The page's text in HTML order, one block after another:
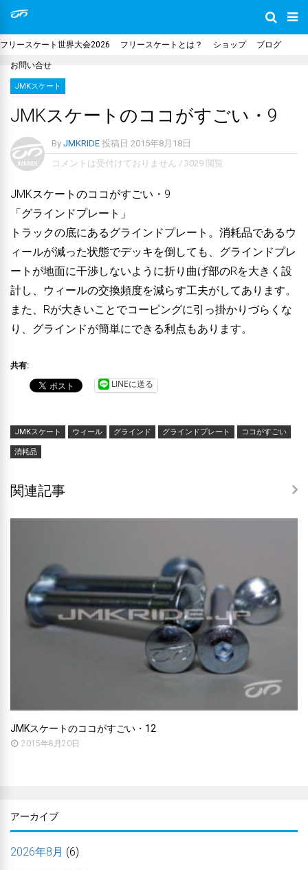
フリースケート世界大会2026 フリースケートとは？ ショップ ブログ
お問い合せ
JMKスケート
JMKスケートのココがすごい・9
By JMKRIDE 投稿日 2015年8月18日
コメントは受付けておりません / 3029 閲覧
JMKスケートのココがすごい・9
「グラインドプレート」
トラックの底にあるグラインドプレート。消耗品であるウ
ィールが減った状態でデッキを倒しても、グラインドプレ
ートが地面に干渉しないように折り曲げ部のRを大きく設
計し、ウィールの交換頻度を減らす工夫がしてあります。
また、Rが大きいことでコーピングに引っ掛かりづらくな
り、グラインドが簡単にできる利点もあります。
共有:
LINEに送る
JMKスケート ウィール グラインド グラインドプレート ココがすごい
消耗品
関連記事
JMKスケートのココがすごい・12
2015年8月20日
アーカイブ
2026年8月 (6)